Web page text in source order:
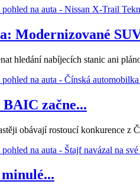
Modernizované
hledání nabíjecích stanic ani
začne...
obávají rostoucí konkurence